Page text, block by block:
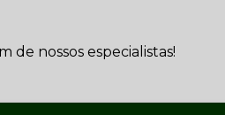
nossos especialistas!